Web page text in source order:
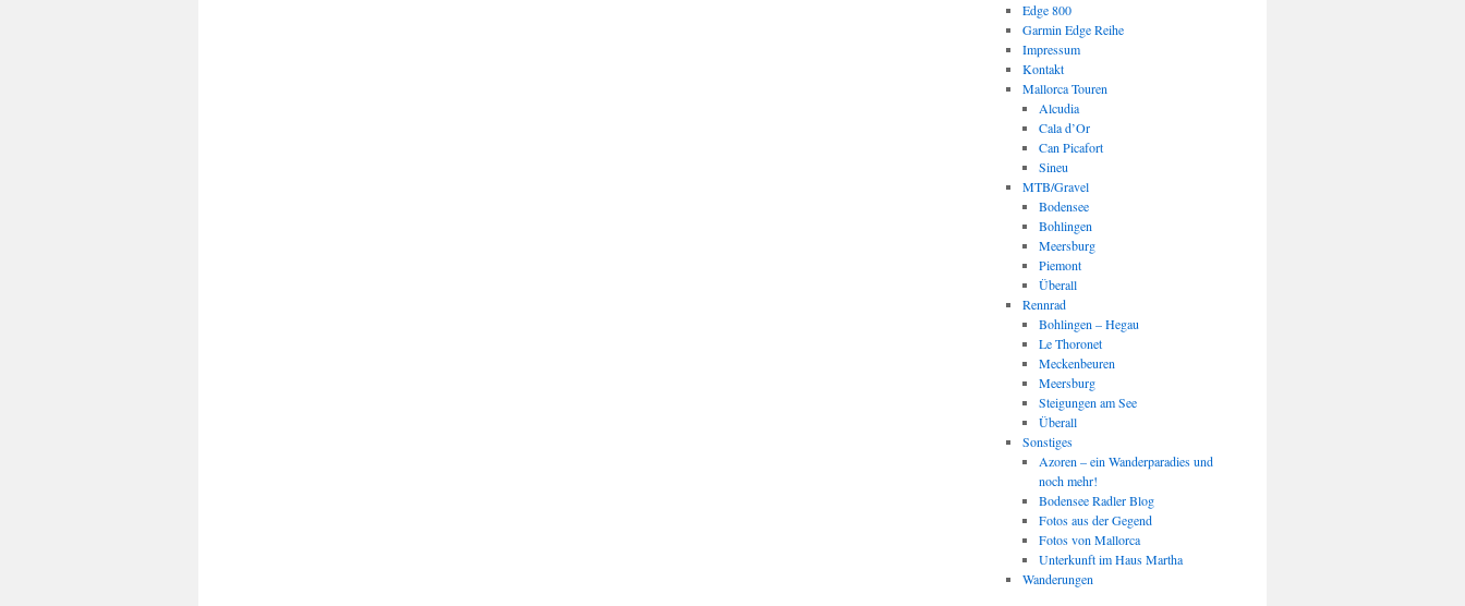
Edge 800
Garmin Edge Reihe
Impressum
Kontakt
Mallorca Touren
Alcudia
Cala d’Or
Can Picafort
Sineu
MTB/Gravel
Bodensee
Bohlingen
Meersburg
Piemont
Überall
Rennrad
Bohlingen – Hegau
Le Thoronet
Meckenbeuren
Meersburg
Steigungen am See
Überall
Sonstiges
Azoren – ein Wanderparadies und
noch mehr!
Bodensee Radler Blog
Fotos aus der Gegend
Fotos von Mallorca
Unterkunft im Haus Martha
Wanderungen